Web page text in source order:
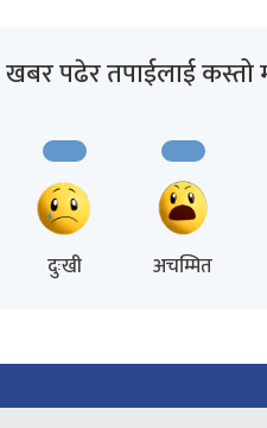
खबर पढेर तपाईलाई
दुःखी अचम्मित